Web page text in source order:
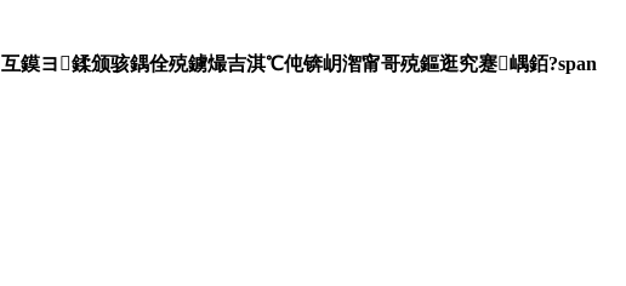
鏌ヨ鍒颁骇鍝佺殑鐪熶吉淇℃伅锛岄潪甯哥殑鏂逛究蹇嵎銆?span